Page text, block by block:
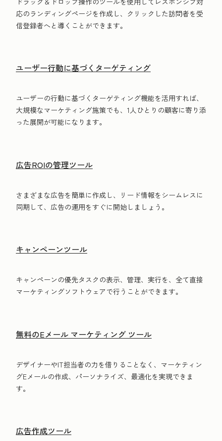
応のランディングページを作成し、クリックした訪問者を受
信登録者へと導くことができます。
ユーザー行動に基づくターゲティング
ユーザーの行動に基づくターゲティング機能を活用すれば、
大規模なマーケティング施策でも、1人ひとりの顧客に寄り添
った展開が可能になります。
広告ROIの管理ツール
さまざまな広告を簡単に作成し、リード情報をシームレスに
同期して、広告の運用をすぐに開始しましょう。
キャンペーンツール
キャンペーンの優先タスクの表示、管理、実行を、全て直接
マーケティングソフトウェアで行うことができます。
無料のEメール マーケティング ツール
デザイナーやIT担当者の力を借りることなく、マーケティン
グEメールの作成、パーソナライズ、最適化を実現できま
す。
広告作成ツール